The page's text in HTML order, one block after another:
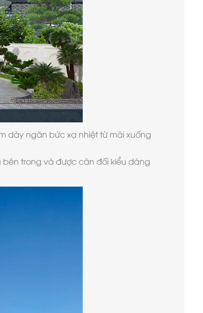
dày ngăn bức xạ nhiệt từ mái xuống
trong và được cân đối kiểu dáng